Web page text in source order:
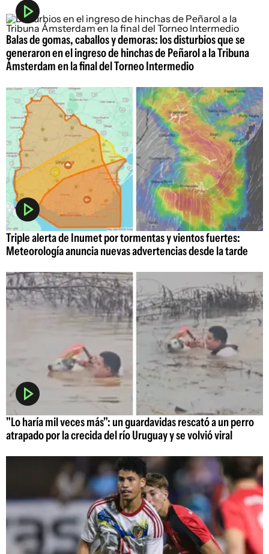
Balas de gomas, caballos y demoras: los disturbios que se
generaron en el ingreso de hinchas de Peñarol a la Tribuna
Ámsterdam en la final del Torneo Intermedio
Triple alerta de Inumet por tormentas y vientos fuertes:
Meteorología anuncia nuevas advertencias desde la tarde
"Lo haría mil veces más": un guardavidas rescató a un perro
atrapado por la crecida del río Uruguay y se volvió viral